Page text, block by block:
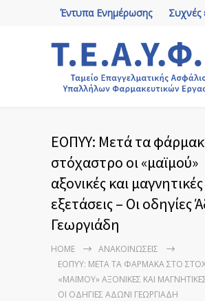
Συχνές
Έντυπα Ενημέρωσης
ΕΟΠΥΥ: Μετά τα
στόχαστρο οι «μαϊμού»
αξονικές και μαγνητικές
εξετάσεις – Οι οδηγίες
Γεωργιάδη
HOME
ΑΝΑΚΟΙΝΏΣΕΙΣ
ΕΟΠΥΥ: ΜΕΤΆ ΤΑ ΦΆΡΜΑΚΑ ΣΤΟ
«ΜΑΪΜΟΎ» ΑΞΟΝΙΚΈΣ ΚΑΙ
ΟΙ ΟΔΗΓΊΕΣ ΆΔΩΝΙ ΓΕΩΡΓΙΆΔΗ